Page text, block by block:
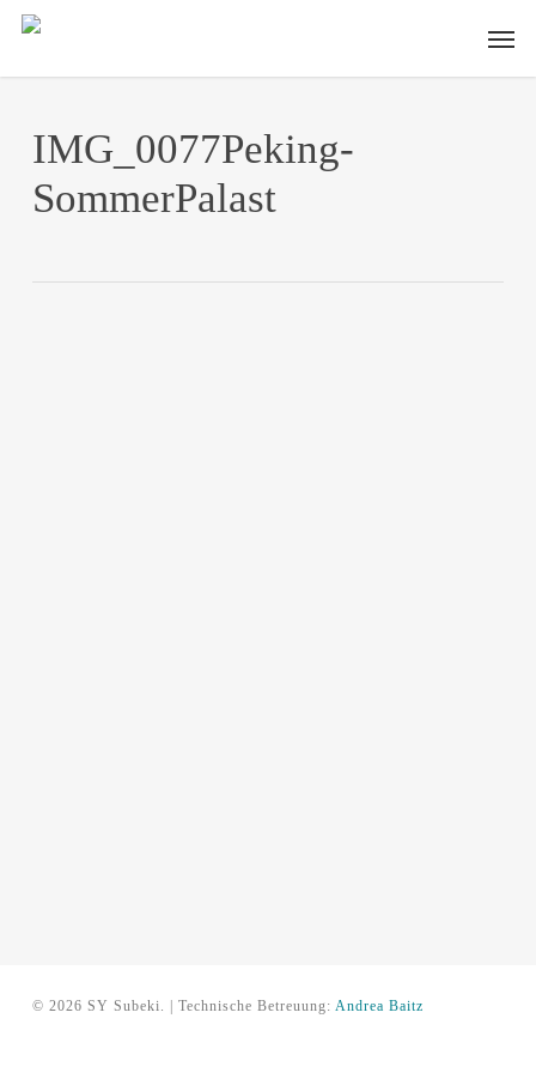
Skip
main
IMG_0077Peking-
SommerPalast
© 2026 SY Subeki. | Technische Betreuung: Andrea Baitz